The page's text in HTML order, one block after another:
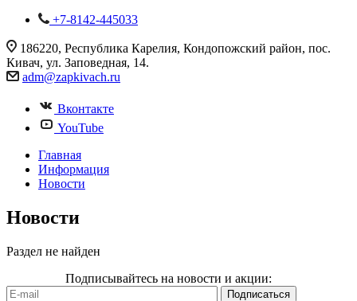
+7-8142-445033
186220, Республика Карелия, Кондопожский район, пос.
Кивач, ул. Заповедная, 14.
adm@zapkivach.ru
Вконтакте
YouTube
Главная
Информация
Новости
Новости
Раздел не найден
Подписывайтесь на новости и акции: